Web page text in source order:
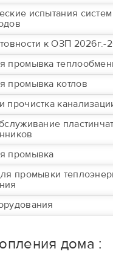
испытания
к ОЗП 2026г.-
промывка
промывка котлов
прочистка
промывка
промывки
дома :